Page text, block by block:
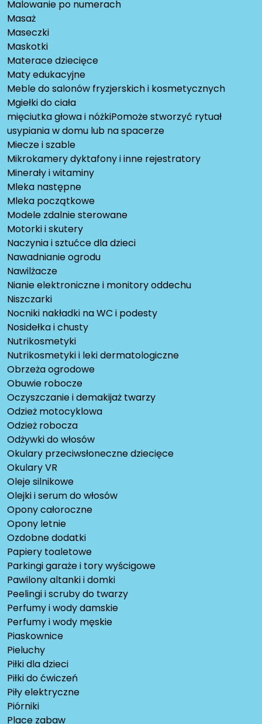
Malowanie po numerach
Masaż
Maseczki
Maskotki
Materace dziecięce
Maty edukacyjne
Meble do salonów fryzjerskich i kosmetycznych
Mgiełki do ciała
mięciutka głowa i nóżkiPomoże stworzyć rytuał
usypiania w domu lub na spacerze
Miecze i szable
Mikrokamery dyktafony i inne rejestratory
Minerały i witaminy
Mleka następne
Mleka początkowe
Modele zdalnie sterowane
Motorki i skutery
Naczynia i sztućce dla dzieci
Nawadnianie ogrodu
Nawilżacze
Nianie elektroniczne i monitory oddechu
Niszczarki
Nocniki nakładki na WC i podesty
Nosidełka i chusty
Nutrikosmetyki
Nutrikosmetyki i leki dermatologiczne
Obrzeża ogrodowe
Obuwie robocze
Oczyszczanie i demakijaż twarzy
Odzież motocyklowa
Odzież robocza
Odżywki do włosów
Okulary przeciwsłoneczne dziecięce
Okulary VR
Oleje silnikowe
Olejki i serum do włosów
Opony całoroczne
Opony letnie
Ozdobne dodatki
Papiery toaletowe
Parkingi garaże i tory wyścigowe
Pawilony altanki i domki
Peelingi i scruby do twarzy
Perfumy i wody damskie
Perfumy i wody męskie
Piaskownice
Pieluchy
Piłki dla dzieci
Piłki do ćwiczeń
Piły elektryczne
Piórniki
Place zabaw